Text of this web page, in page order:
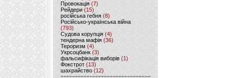
Провокація (7)
Рейдери (15)
російська гебня (8)
Російсько-українська війна
(793)
Судова корупція (4)
тендерна мафія (36)
Тероризм (4)
Укрсоцбанк (3)
фальсифікація виборів (1)
Фокстрот(13)
шахрайство (12)